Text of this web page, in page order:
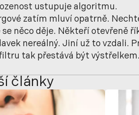
ustupuje algoritmu.
zatím mluví opatrně.
se něco děje. Někteří otevřeně
nereálný. Jiní už to vzdali.
tak přestává být
články